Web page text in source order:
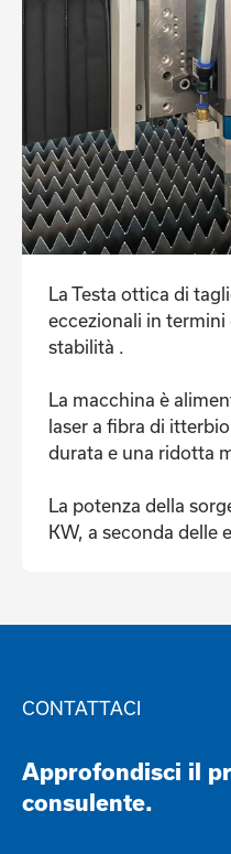
La Testa ottica di
eccezionali in
stabilità .
La macchina è
laser a fibra di
durata e una ridotta
La potenza della
KW, a seconda delle
CONTATTACI
Approfondisci il
consulente.